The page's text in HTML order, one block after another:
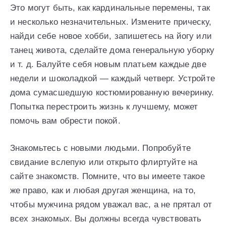
Это могут быть, как кардинальные перемены, так
и несколько незначительных. Измените прическу,
найди себе новое хобби, запишетесь на йогу или
танец живота, сделайте дома генеральную уборку
и т. д. Балуйте себя новым платьем каждые две
недели и шоколадкой — каждый четверг. Устройте
дома сумасшедшую костюмированную вечеринку.
Попытка перестроить жизнь к лучшему, может
помочь вам обрести покой.
Знакомьтесь с новыми людьми. Попробуйте
свидание вслепую или открыто флиртуйте на
сайте знакомств. Помните, что вы имеете такое
же право, как и любая другая женщина, на то,
чтобы мужчина рядом уважал вас, а не прятал от
всех знакомых. Вы должны всегда чувствовать